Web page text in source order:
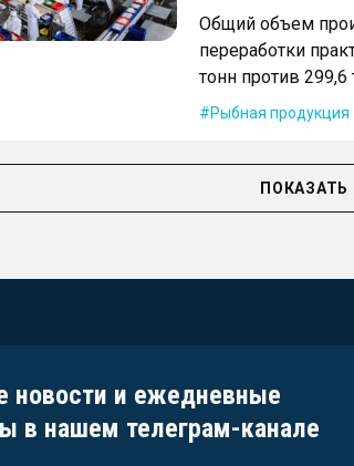
Общий объем
переработки
тонн против
Рыбная продукция
ПОКАЗАТЬ
новости и ежедневные
в нашем телеграм-канале